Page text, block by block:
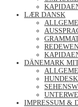
LÆR DANSK
DÄNEMARK
IMPRESSUM &